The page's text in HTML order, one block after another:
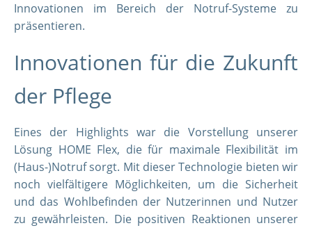
Innovationen im Bereich der Notruf-Systeme zu
präsentieren.
Innovationen für die Zukunft
der Pflege
Eines der Highlights war die Vorstellung unserer
Lösung HOME Flex, die für maximale Flexibilität im
(Haus-)Notruf sorgt. Mit dieser Technologie bieten wir
noch vielfältigere Möglichkeiten, um die Sicherheit
und das Wohlbefinden der Nutzerinnen und Nutzer
zu gewährleisten. Die positiven Reaktionen unserer